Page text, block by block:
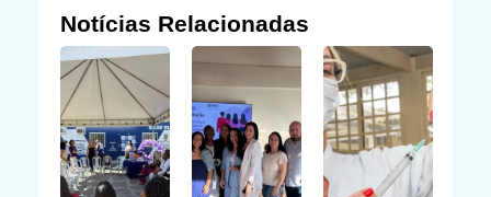
Notícias Relacionadas